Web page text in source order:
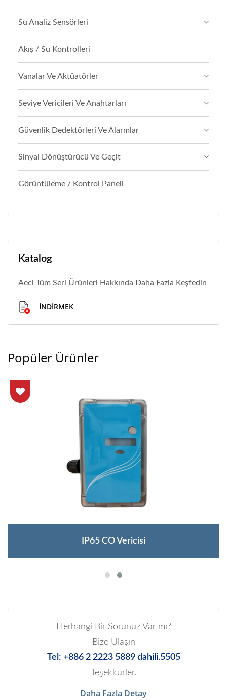
Su Analiz Sensörleri
Akış / Su Kontrolleri
Vanalar Ve Aktüatörler
Seviye Vericileri Ve Anahtarları
Güvenlik Dedektörleri Ve Alarmlar
Sinyal Dönüştürücü Ve Geçit
Görüntüleme / Kontrol Paneli
Katalog
Aecl Tüm Seri Ürünleri Hakkında Daha Fazla Keşfedin
İNDIRMEK
Popüler Ürünler
IP65 CO Vericisi
Herhangi Bir Sorunuz Var mı?
Bize Ulaşın
Tel: +886 2 2223 5889 dahili.5505
Teşekkürler.
Daha Fazla Detay